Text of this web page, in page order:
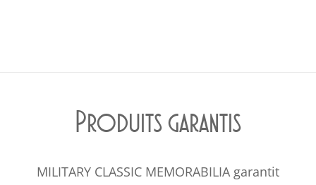
Produits garantis
MILITARY CLASSIC MEMORABILIA garantit